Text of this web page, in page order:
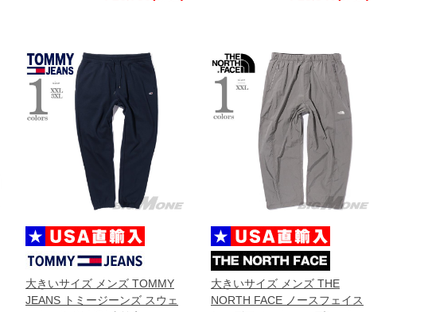
大きいサイズ メンズ TOMMY
JEANS トミージーンズ スウェ
大きいサイズ メンズ THE
NORTH FACE ノースフェイス